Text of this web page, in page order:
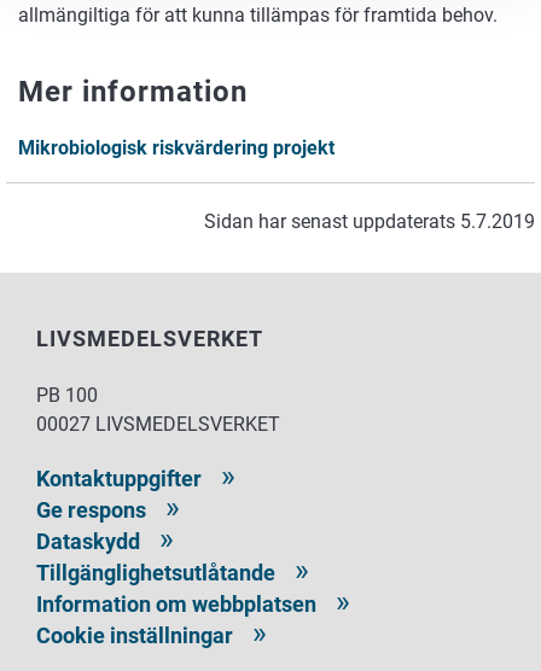
allmängiltiga för att kunna tillämpas för framtida behov.
Mer information
Mikrobiologisk riskvärdering projekt
Sidan har senast uppdaterats 5.7.2019
LIVSMEDELSVERKET
PB 100
00027 LIVSMEDELSVERKET
Kontaktuppgifter
Ge respons
Dataskydd
Tillgänglighetsutlåtande
Information om webbplatsen
Cookie inställningar